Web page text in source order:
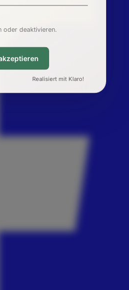
oder deaktivieren.
Realisiert mit Klaro!